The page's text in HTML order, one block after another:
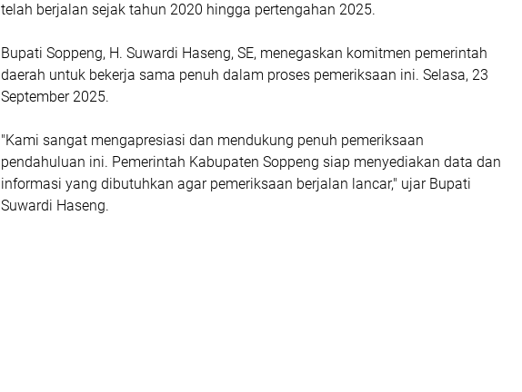
telah berjalan sejak tahun 2020 hingga pertengahan 2025.
Bupati Soppeng, H. Suwardi Haseng, SE, menegaskan komitmen pemerintah
daerah untuk bekerja sama penuh dalam proses pemeriksaan ini. Selasa, 23
September 2025.
"Kami sangat mengapresiasi dan mendukung penuh pemeriksaan
pendahuluan ini. Pemerintah Kabupaten Soppeng siap menyediakan data dan
informasi yang dibutuhkan agar pemeriksaan berjalan lancar," ujar Bupati
Suwardi Haseng.